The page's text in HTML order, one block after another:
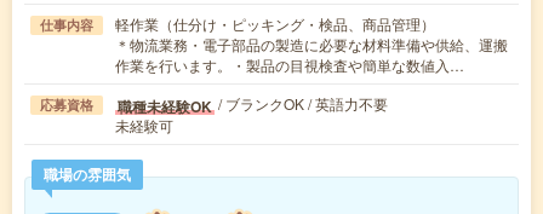
仕事内容
軽作業（仕分け・ピッキング・検品、商品管理）
＊物流業務・電子部品の製造に必要な材料準備や供給、運搬
作業を行います。・製品の目視検査や簡単な数値入…
応募資格 職種未経験OK / ブランクOK / 英語力不要
未経験可
職場の雰囲気